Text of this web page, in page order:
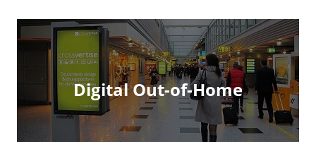
Digital Out-of-Home